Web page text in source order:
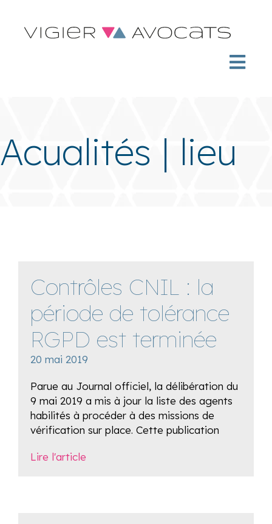
Acualités | lieu
Contrôles CNIL : la
période de tolérance
RGPD est terminée
20 mai 2019
Parue au Journal officiel, la délibération du
9 mai 2019 a mis à jour la liste des agents
habilités à procéder à des missions de
vérification sur place. Cette publication
Lire l'article